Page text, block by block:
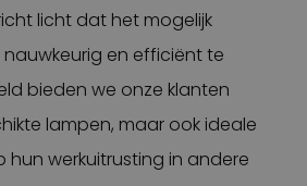
licht dat het mogelijk
en efficiënt te
bieden we onze klanten
lampen, maar ook ideale
hun werkuitrusting in andere